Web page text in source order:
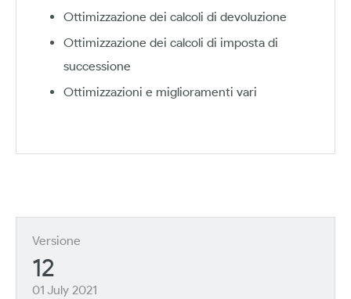
Ottimizzazione dei calcoli di devoluzione
Ottimizzazione dei calcoli di imposta di
successione
Ottimizzazioni e miglioramenti vari
Versione
12
01 July 2021